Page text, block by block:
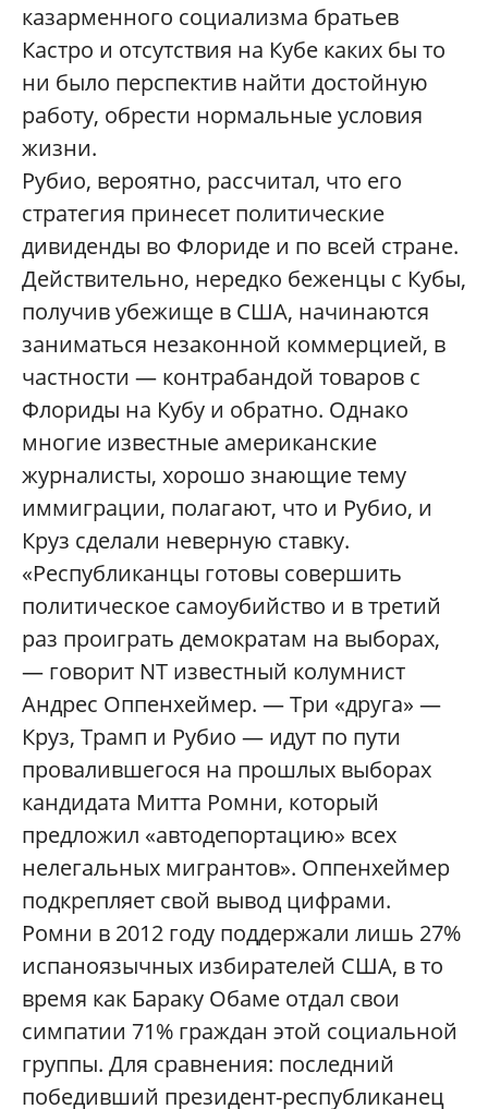
казарменного социализма братьев
Кастро и отсутствия на Кубе каких бы то
ни было перспектив найти достойную
работу, обрести нормальные условия
жизни.
Рубио, вероятно, рассчитал, что его
стратегия принесет политические
дивиденды во Флориде и по всей стране.
Действительно, нередко беженцы с Кубы,
получив убежище в США, начинаются
заниматься незаконной коммерцией, в
частности — контрабандой товаров с
Флориды на Кубу и обратно. Однако
многие известные американские
журналисты, хорошо знающие тему
иммиграции, полагают, что и Рубио, и
Круз сделали неверную ставку.
«Республиканцы готовы совершить
политическое самоубийство и в третий
раз проиграть демократам на выборах,
— говорит NT известный колумнист
Андрес Оппенхеймер. — Три «друга» —
Круз, Трамп и Рубио — идут по пути
провалившегося на прошлых выборах
кандидата Митта Ромни, который
предложил «автодепортацию» всех
нелегальных мигрантов». Оппенхеймер
подкрепляет свой вывод цифрами.
Ромни в 2012 году поддержали лишь 27%
испаноязычных избирателей США, в то
время как Бараку Обаме отдал свои
симпатии 71% граждан этой социальной
группы. Для сравнения: последний
победивший президент-республиканец